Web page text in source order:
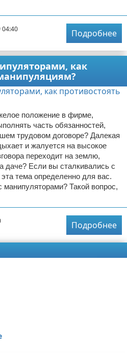
04:40
Подробнее
как
положение в фирме,
часть обязанностей,
трудовом договоре? Далекая
и жалуется на высокое
переходит на землю,
даче? Если вы сталкивались с
тема определенно для вас.
Такой вопрос,
Подробнее